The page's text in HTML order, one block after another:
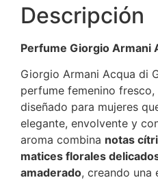
Descripción
Perfume Giorgio Armani
Giorgio Armani Acqua di
perfume femenino
diseñado para mujeres
elegante, envolvente y
aroma combina notas
matices florales
amaderado, creando una